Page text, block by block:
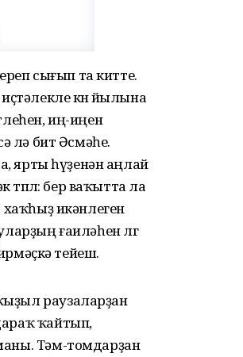
сығып та китте.
көнө йылына
иң-иңен
лә бит Әсмәһе.
ярты һүҙенән аңлай
бер ваҡытта ла
икәнлеген
ғаиләһен өлгө
тейеш.
раузаларҙан
ҡайтып,
Тәм-томдарҙан